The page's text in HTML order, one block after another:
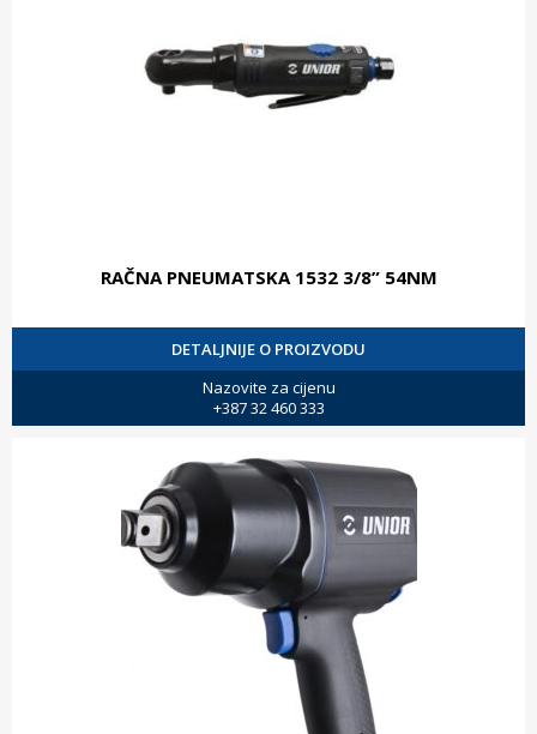
RAČNA PNEUMATSKA 1532 3/8” 54NM
DETALJNIJE O PROIZVODU
Nazovite za cijenu
+387 32 460 333